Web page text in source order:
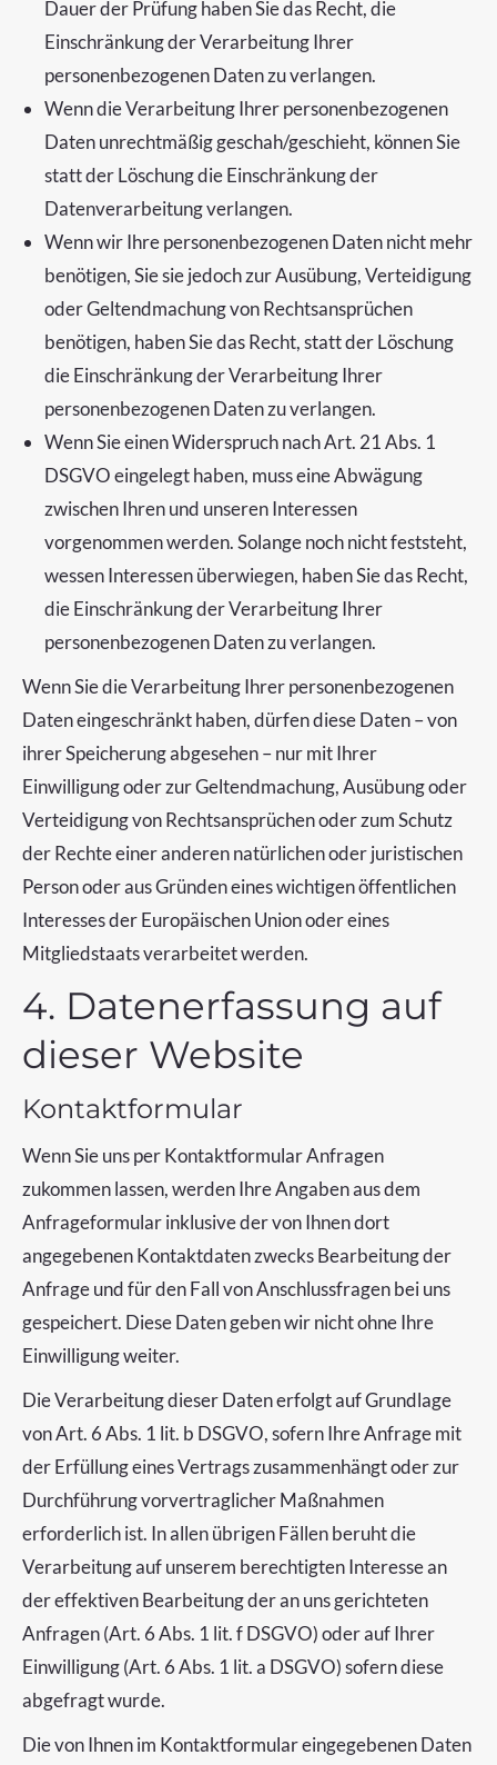
Dauer der Prüfung haben Sie das Recht, die
Einschränkung der Verarbeitung Ihrer
personenbezogenen Daten zu verlangen.
Wenn die Verarbeitung Ihrer personenbezogenen
Daten unrechtmäßig geschah/geschieht, können Sie
statt der Löschung die Einschränkung der
Datenverarbeitung verlangen.
Wenn wir Ihre personenbezogenen Daten nicht mehr
benötigen, Sie sie jedoch zur Ausübung, Verteidigung
oder Geltendmachung von Rechtsansprüchen
benötigen, haben Sie das Recht, statt der Löschung
die Einschränkung der Verarbeitung Ihrer
personenbezogenen Daten zu verlangen.
Wenn Sie einen Widerspruch nach Art. 21 Abs. 1
DSGVO eingelegt haben, muss eine Abwägung
zwischen Ihren und unseren Interessen
vorgenommen werden. Solange noch nicht feststeht,
wessen Interessen überwiegen, haben Sie das Recht,
die Einschränkung der Verarbeitung Ihrer
personenbezogenen Daten zu verlangen.
Wenn Sie die Verarbeitung Ihrer personenbezogenen
Daten eingeschränkt haben, dürfen diese Daten – von
ihrer Speicherung abgesehen – nur mit Ihrer
Einwilligung oder zur Geltendmachung, Ausübung oder
Verteidigung von Rechtsansprüchen oder zum Schutz
der Rechte einer anderen natürlichen oder juristischen
Person oder aus Gründen eines wichtigen öffentlichen
Interesses der Europäischen Union oder eines
Mitgliedstaats verarbeitet werden.
4. Datenerfassung auf
dieser Website
Kontaktformular
Wenn Sie uns per Kontaktformular Anfragen
zukommen lassen, werden Ihre Angaben aus dem
Anfrageformular inklusive der von Ihnen dort
angegebenen Kontaktdaten zwecks Bearbeitung der
Anfrage und für den Fall von Anschlussfragen bei uns
gespeichert. Diese Daten geben wir nicht ohne Ihre
Einwilligung weiter.
Die Verarbeitung dieser Daten erfolgt auf Grundlage
von Art. 6 Abs. 1 lit. b DSGVO, sofern Ihre Anfrage mit
der Erfüllung eines Vertrags zusammenhängt oder zur
Durchführung vorvertraglicher Maßnahmen
erforderlich ist. In allen übrigen Fällen beruht die
Verarbeitung auf unserem berechtigten Interesse an
der effektiven Bearbeitung der an uns gerichteten
Anfragen (Art. 6 Abs. 1 lit. f DSGVO) oder auf Ihrer
Einwilligung (Art. 6 Abs. 1 lit. a DSGVO) sofern diese
abgefragt wurde.
Die von Ihnen im Kontaktformular eingegebenen Daten